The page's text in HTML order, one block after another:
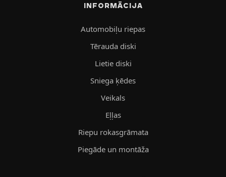
INFORMĀCIJA
Automobiļu riepas
Tērauda diski
Lietie diski
Sniega ķēdes
Veikals
Eļļas
Riepu rokasgrāmata
Piegāde un montāža